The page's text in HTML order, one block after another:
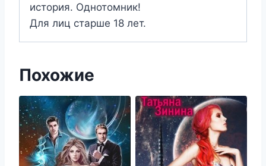
история. Однотомник!
Для лиц старше 18 лет.
Похожие